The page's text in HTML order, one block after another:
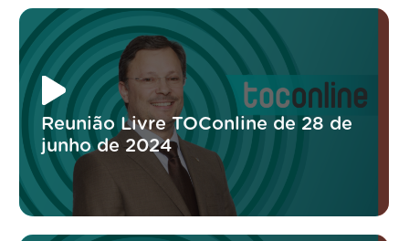
Reunião Livre TOConline de 28 de
junho de 2024